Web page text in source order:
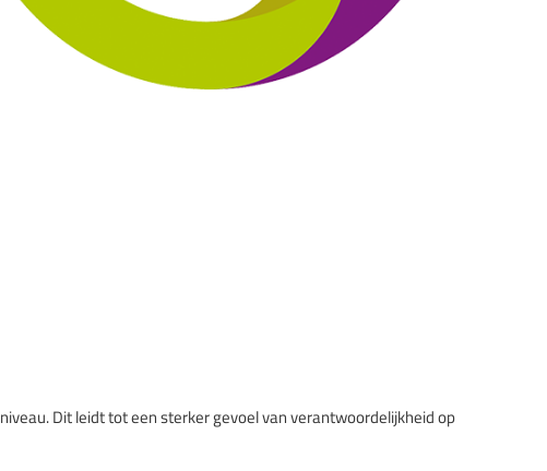
Dit leidt tot een sterker gevoel van verantwoordelijkheid op